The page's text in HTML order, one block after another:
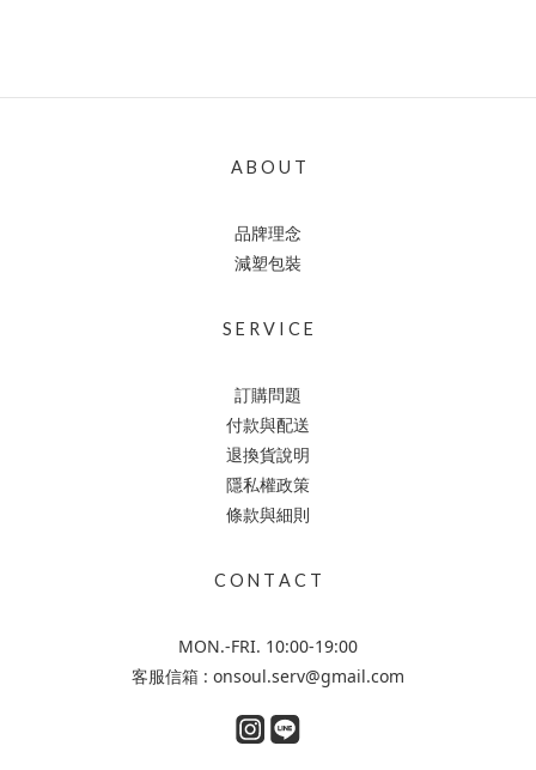
A B O U T
品牌理念
減塑包裝
S E R V I C E
訂購問題
付款與配送
退換貨說明
隱私權政策
條款與細則
C O N T A C T
MON.-FRI. 10:00-19:00
客服信箱 : onsoul.serv@gmail.com